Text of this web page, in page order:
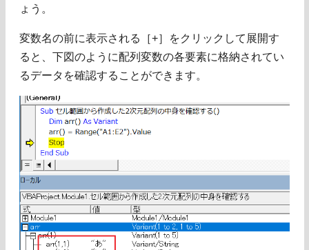
ょう。
変数名の前に表示される［+］をクリックして展開す
ると、下図のように配列変数の各要素に格納されてい
るデータを確認することができます。